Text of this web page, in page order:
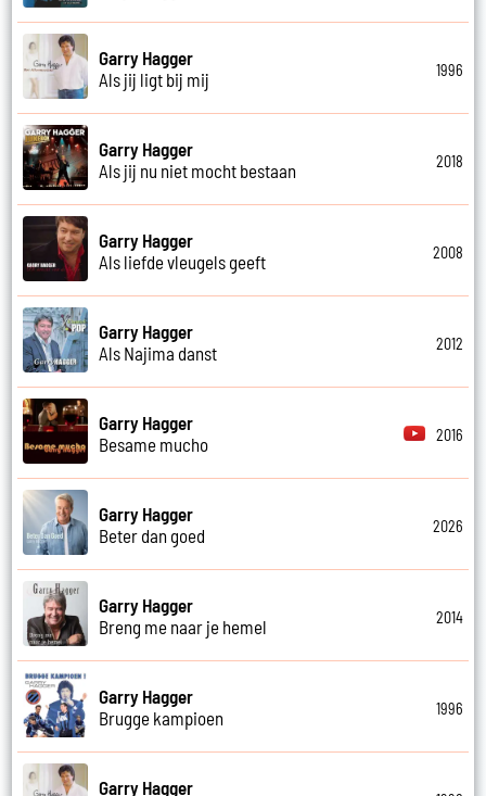
Garry Hagger
Als jij ligt bij mij
1996
Garry Hagger
Als jij nu niet mocht bestaan
2018
Garry Hagger
Als liefde vleugels geeft
2008
Garry Hagger
Als Najima danst
2012
Garry Hagger
Besame mucho
2016
Garry Hagger
Beter dan goed
2026
Garry Hagger
Breng me naar je hemel
2014
Garry Hagger
Brugge kampioen
1996
Garry Hagger